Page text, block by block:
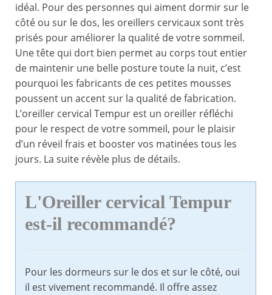
idéal. Pour des personnes qui aiment dormir sur le
côté ou sur le dos, les oreillers cervicaux sont très
prisés pour améliorer la qualité de votre sommeil.
Une tête qui dort bien permet au corps tout entier
de maintenir une belle posture toute la nuit, c’est
pourquoi les fabricants de ces petites mousses
poussent un accent sur la qualité de fabrication.
L’oreiller cervical Tempur est un oreiller réfléchi
pour le respect de votre sommeil, pour le plaisir
d’un réveil frais et booster vos matinées tous les
jours. La suite révèle plus de détails.
L'Oreiller cervical Tempur
est-il recommandé?
Pour les dormeurs sur le dos et sur le côté, oui
il est vivement recommandé. Il offre assez